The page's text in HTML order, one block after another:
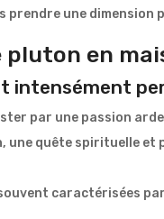
une
en
intensément
par une passion
une quête spirituelle
caractérisées